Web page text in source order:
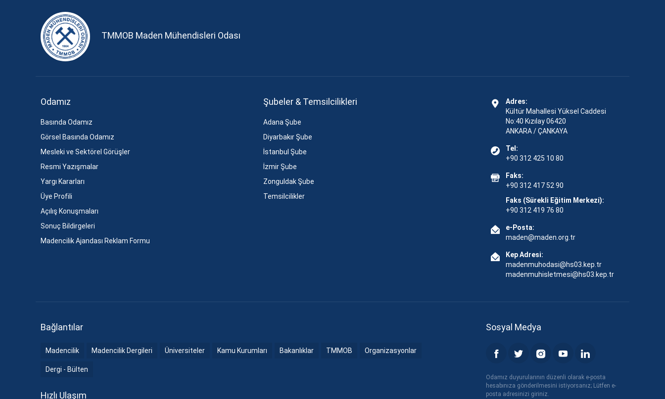
TMMOB Maden Mühendisleri Odası
Odamız
Basında Odamız
Görsel Basında Odamız
Mesleki ve Sektörel Görüşler
Resmi Yazışmalar
Yargı Kararları
Üye Profili
Açılış Konuşmaları
Sonuç Bildirgeleri
Madencilik Ajandası Reklam Formu
Şubeler & Temsilcilikleri
Adana Şube
Diyarbakır Şube
İstanbul Şube
İzmir Şube
Zonguldak Şube
Temsilcilikler
Adres:
Kültür Mahallesi Yüksel Caddesi
No:40 Kızılay 06420
ANKARA / ÇANKAYA
Tel:
+90 312 425 10 80
Faks:
+90 312 417 52 90
Faks (Sürekli Eğitim Merkezi):
+90 312 419 76 80
e-Posta:
maden@maden.org.tr
Kep Adresi:
madenmuhodasi@hs03.kep.tr
madenmuhisletmesi@hs03.kep.tr
Bağlantılar
Madencilik Madencilik Dergileri Üniversiteler Kamu Kurumları Bakanlıklar TMMOB Organizasyonlar
Dergi - Bülten
Hızlı Ulaşım
Sosyal Medya
Odamız duyurularının düzenli olarak e-posta
hesabınıza gönderilmesini istiyorsanız; Lütfen e-
posta adresinizi giriniz.